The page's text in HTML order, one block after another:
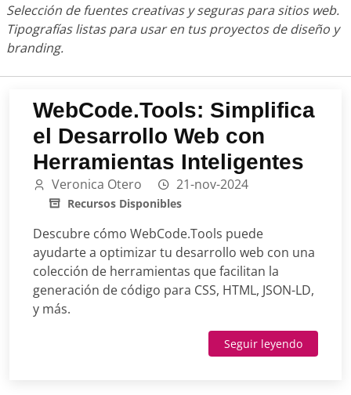
Selección de fuentes creativas y seguras para sitios web.
Tipografías listas para usar en tus proyectos de diseño y
branding.
WebCode.Tools: Simplifica
el Desarrollo Web con
Herramientas Inteligentes
Veronica Otero 21-nov-2024
Recursos Disponibles
Descubre cómo WebCode.Tools puede
ayudarte a optimizar tu desarrollo web con una
colección de herramientas que facilitan la
generación de código para CSS, HTML, JSON-LD,
y más.
Seguir leyendo